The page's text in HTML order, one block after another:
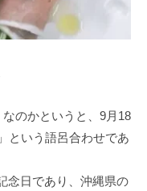
のかというと、9月18
という語呂合わせであ
念日であり、沖縄県の